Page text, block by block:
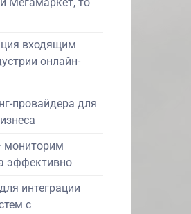
входящим
онлайн-
провайдера для
мониторим
эффективно
интеграции
с